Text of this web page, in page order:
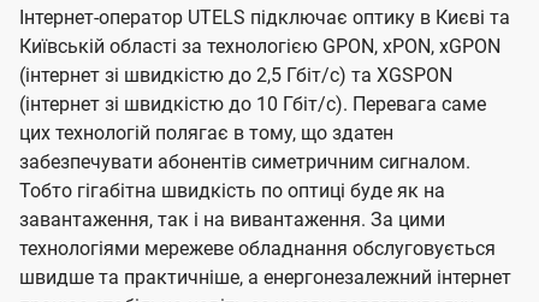
Інтернет-оператор UTELS підключає оптику в Києві та
Київській області за технологією GPON, xPON, xGPON
(інтернет зі швидкістю до 2,5 Гбіт/с) та XGSPON
(інтернет зі швидкістю до 10 Гбіт/с). Перевага саме
цих технологій полягає в тому, що здатен
забезпечувати абонентів симетричним сигналом.
Тобто гігабітна швидкість по оптиці буде як на
завантаження, так і на вивантаження. За цими
технологіями мережеве обладнання обслуговується
швидше та практичніше, а енергонезалежний інтернет